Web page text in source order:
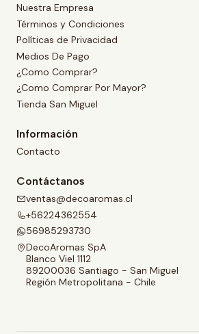
Nuestra Empresa
Términos y Condiciones
Políticas de Privacidad
Medios De Pago
¿Como Comprar?
¿Como Comprar Por Mayor?
Tienda San Miguel
Información
Contacto
Contáctanos
ventas@decoaromas.cl
+56224362554
56985293730
DecoAromas SpA
Blanco Viel 1112
89200036 Santiago - San Miguel
Región Metropolitana - Chile